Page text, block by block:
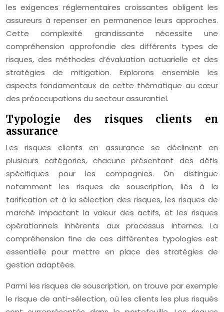
les exigences réglementaires croissantes obligent les
assureurs à repenser en permanence leurs approches.
Cette complexité grandissante nécessite une
compréhension approfondie des différents types de
risques, des méthodes d’évaluation actuarielle et des
stratégies de mitigation. Explorons ensemble les
aspects fondamentaux de cette thématique au cœur
des préoccupations du secteur assurantiel.
Typologie des risques clients en
assurance
Les risques clients en assurance se déclinent en
plusieurs catégories, chacune présentant des défis
spécifiques pour les compagnies. On distingue
notamment les risques de souscription, liés à la
tarification et à la sélection des risques, les risques de
marché impactant la valeur des actifs, et les risques
opérationnels inhérents aux processus internes. La
compréhension fine de ces différentes typologies est
essentielle pour mettre en place des stratégies de
gestion adaptées.
Parmi les risques de souscription, on trouve par exemple
le risque de anti-sélection, où les clients les plus risqués